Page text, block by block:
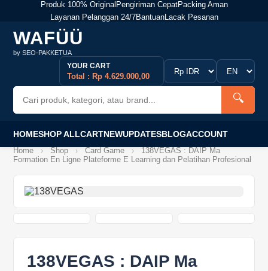
Produk 100% Original Pengiriman CepatPacking Aman
Layanan Pelanggan 24/7BantuanLacak Pesanan
WAFÜÜ
by SEO-PAKKETUA
🔍
YOUR CART
Total : Rp 4.629.000,00
HOMESHOP ALLCARTNEWUPDATESBLOGACCOUNT
Home › Shop › Card Game ›
138VEGAS : DAIP Ma
Formation En Ligne Plateforme E Learning dan Pelatihan Profesional
138VEGAS : DAIP Ma